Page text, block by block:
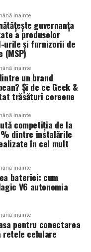
citrice și energice,
ideală. Dacă
notele
sunt perfecte
este momentul
parfumuri
nișă. Iar
că
și accesibilitatea
ci și de
sau serviciile.
sisteme de
eventualelor dispute
vânzători să
lista gratuit
direct cu potențialii
plată securizat,
în fiecare
să câștigi instant
experiențe
inainte
guvernanța
a produselor
urile și furnizorii de
(MSP)
inainte
un brand
Și de ce Geek &
trăsături coreene
inainte
competiția de la
dintre instalările
în cel mult
inainte
bateriei: cum
V6 autonomia
inainte
pentru conectarea
retele celulare